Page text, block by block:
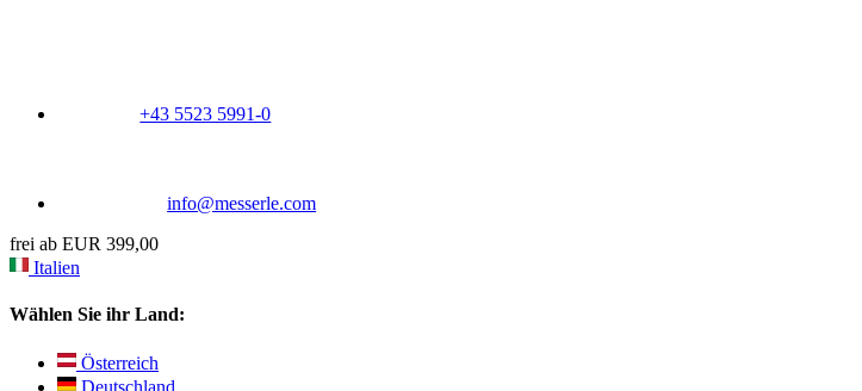
+43 5523 5991-0
info@messerle.com
frei ab EUR 399,00
Italien
Wählen Sie ihr Land:
Österreich